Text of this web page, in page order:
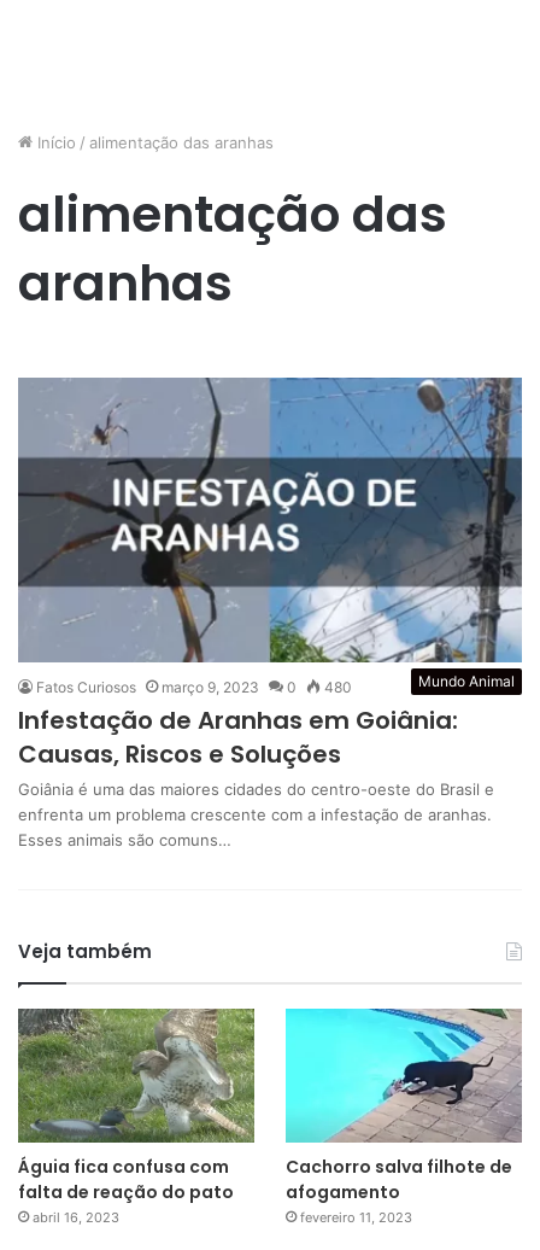
Início / alimentação das aranhas
alimentação das
aranhas
Mundo Animal
Fatos Curiosos março 9, 2023 0 480
Infestação de Aranhas em Goiânia:
Causas, Riscos e Soluções
Goiânia é uma das maiores cidades do centro-oeste do Brasil e
enfrenta um problema crescente com a infestação de aranhas.
Esses animais são comuns…
Veja também
Águia fica confusa com
falta de reação do pato
abril 16, 2023
Cachorro salva filhote de
afogamento
fevereiro 11, 2023